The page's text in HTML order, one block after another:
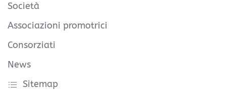
Società
Associazioni promotrici
Consorziati
News
Sitemap